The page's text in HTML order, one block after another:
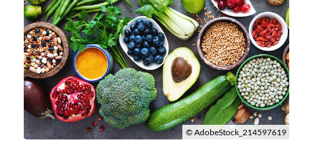
© AdobeStock_214597619